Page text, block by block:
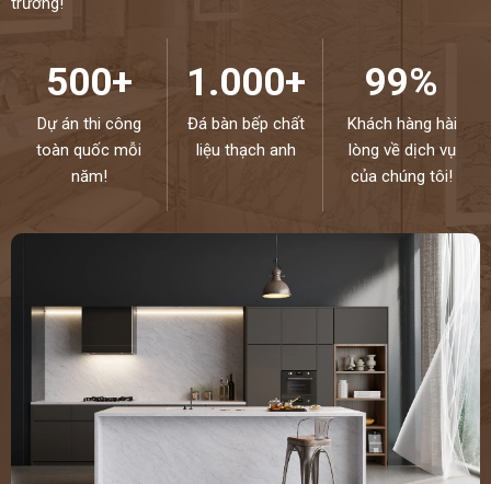
ĐƯỢC PHỤC VỤ QUÝ KHÁCH – HOTLINE:
0946916986
500+
Dự án thi công
toàn quốc mỗi
năm!
1.000+
Đá bàn bếp chất
liệu thạch anh
99%
Khách hàng hài
lòng về dịch vụ
của chúng tôi!